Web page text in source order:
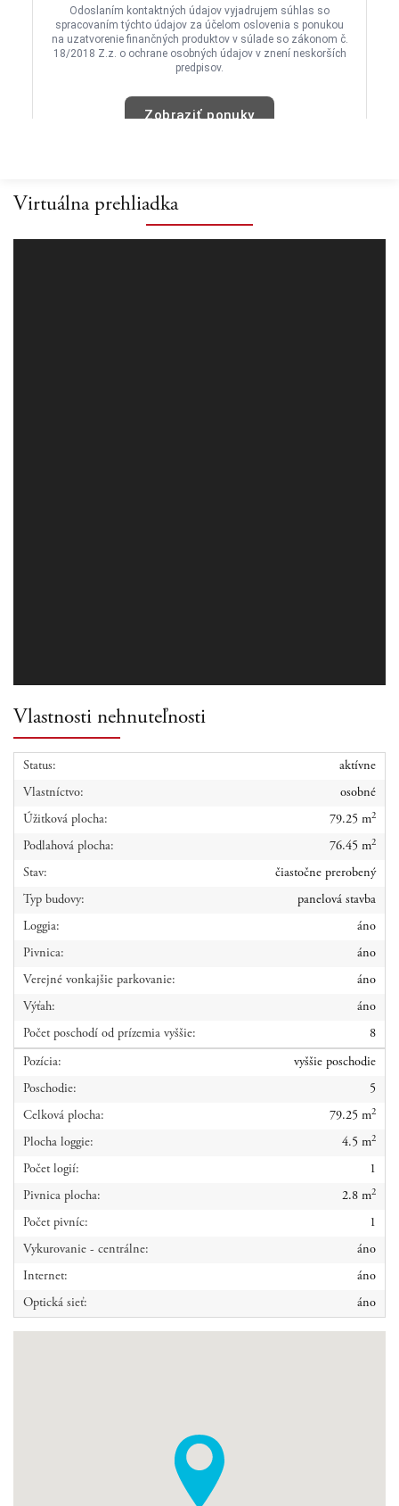
Virtuálna prehliadka
Vlastnosti nehnuteľnosti
Status: aktívne
Vlastníctvo: osobné
Úžitková plocha: 79.25 m2
Podlahová plocha: 76.45 m2
Stav: čiastočne prerobený
Typ budovy: panelová stavba
Loggia: áno
Pivnica: áno
Verejné vonkajšie parkovanie: áno
Výťah: áno
Počet poschodí od prízemia vyššie: 8
Pozícia: vyššie poschodie
Poschodie: 5
Celková plocha: 79.25 m2
Plocha loggie: 4.5 m2
Počet logií: 1
Pivnica plocha: 2.8 m2
Počet pivníc: 1
Vykurovanie - centrálne: áno
Internet: áno
Optická sieť: áno